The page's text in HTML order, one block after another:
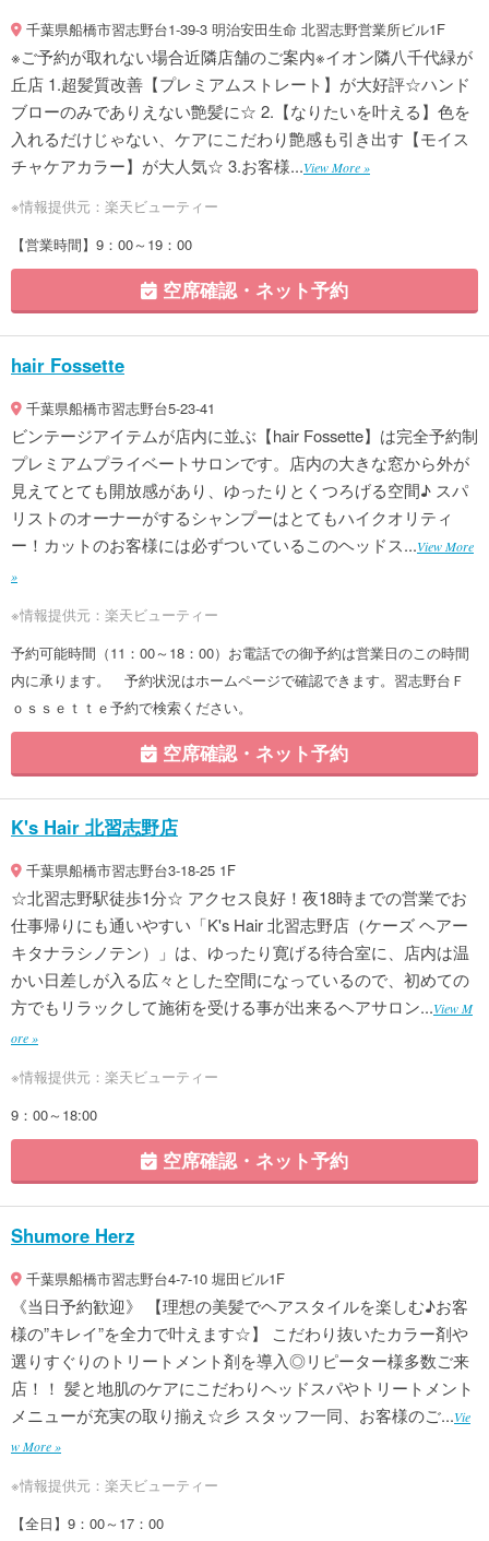
千葉県船橋市習志野台1-39-3 明治安田生命 北習志野営業所ビル1F
※ご予約が取れない場合近隣店舗のご案内※イオン隣八千代緑が
丘店 1.超髪質改善【プレミアムストレート】が大好評☆ハンド
ブローのみでありえない艶髪に☆ 2.【なりたいを叶える】色を
入れるだけじゃない、ケアにこだわり艶感も引き出す【モイス
チャケアカラー】が大人気☆ 3.お客様...View More »
※情報提供元：楽天ビューティー
【営業時間】9：00～19：00
空席確認・ネット予約
hair Fossette
千葉県船橋市習志野台5-23-41
ビンテージアイテムが店内に並ぶ【hair Fossette】は完全予約制
プレミアムプライベートサロンです。店内の大きな窓から外が
見えてとても開放感があり、ゆったりとくつろげる空間♪ スパ
リストのオーナーがするシャンプーはとてもハイクオリティ
ー！カットのお客様には必ずついているこのヘッドス...View More
»
※情報提供元：楽天ビューティー
予約可能時間（11：00～18：00）お電話での御予約は営業日のこの時間
内に承ります。 予約状況はホームページで確認できます。習志野台Ｆ
ｏｓｓｅｔｔｅ予約で検索ください。
空席確認・ネット予約
K's Hair 北習志野店
千葉県船橋市習志野台3-18-25 1F
☆北習志野駅徒歩1分☆ アクセス良好！夜18時までの営業でお
仕事帰りにも通いやすい「K's Hair 北習志野店（ケーズ ヘアー
キタナラシノテン）」は、ゆったり寛げる待合室に、店内は温
かい日差しが入る広々とした空間になっているので、初めての
方でもリラックして施術を受ける事が出来るヘアサロン...View M
ore »
※情報提供元：楽天ビューティー
9：00～18:00
空席確認・ネット予約
Shumore Herz
千葉県船橋市習志野台4-7-10 堀田ビル1F
《当日予約歓迎》 【理想の美髪でヘアスタイルを楽しむ♪お客
様の”キレイ”を全力で叶えます☆】 こだわり抜いたカラー剤や
選りすぐりのトリートメント剤を導入◎リピーター様多数ご来
店！！ 髪と地肌のケアにこだわりヘッドスパやトリートメント
メニューが充実の取り揃え☆彡 スタッフ一同、お客様のご...Vie
w More »
※情報提供元：楽天ビューティー
【全日】9：00～17：00